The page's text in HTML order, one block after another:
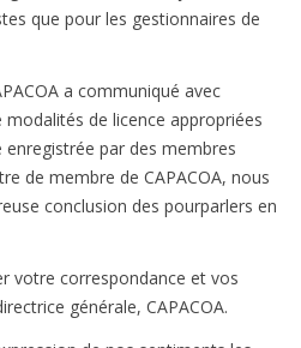
que pour les gestionnaires de
a communiqué avec
modalités de licence appropriées
par des membres
de membre de CAPACOA, nous
conclusion des pourparlers en
votre correspondance et vos
générale, CAPACOA.